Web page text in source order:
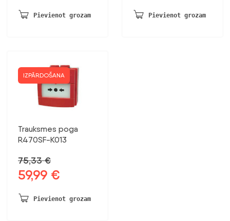
Pievienot grozam
172,43 €.
Pievienot grozam
IZPĀRDOŠANA
Trauksmes poga
R470SF-K013
75,33€
Sākotnējā
bija:
59,99 €
ir:
Pievienot grozam